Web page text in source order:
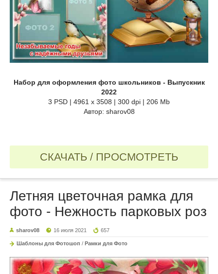
Набор для оформления фото школьников - Выпускник
2022
3 PSD | 4961 х 3508 | 300 dpi | 206 Mb
Автор: sharov08
СКАЧАТЬ / ПРОСМОТРЕТЬ
Летняя цветочная рамка для
фото - Нежность парковых роз
sharov08 16 июля 2021 657
Шаблоны для Фотошоп / Рамки для Фото